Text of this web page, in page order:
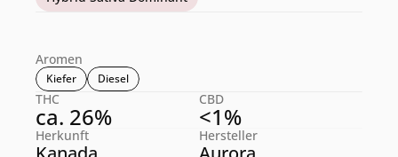
THC
ca. 26%
CBD
<1%
Aromen
Kiefer Diesel
Herkunft Hersteller